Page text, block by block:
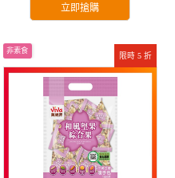
立即搶購
限時 5 折
非素食